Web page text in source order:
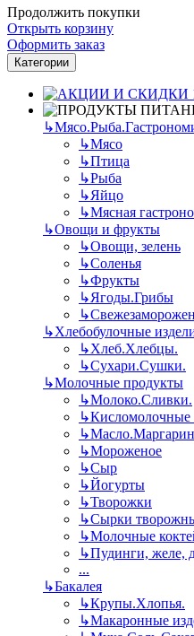
Продолжить покупки
Открыть корзину
Оформить заказ
Категории
↳
↳Мясо
↳Птица
↳Рыба
↳Яйцо
↳Мясная
↳Овощи и фрукты
↳Овощи, зелень
↳Соленья
↳Фрукты
↳Ягоды.Грибы
↳
↳Хлебобулочные
↳Хлеб.Хлебцы.
↳Сухари.Сушки.
↳Молочные продукты
↳Молоко.Сливки.
↳Кисломолочные
↳
↳Мороженое
↳Сыр
↳Йогурты
↳Творожки
↳Сырки
↳Молочные
↳Пудинги, желе,
...
↳Бакалея
↳Крупы.Хлопья.
↳Макаронные